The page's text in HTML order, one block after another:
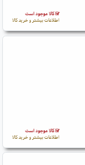
کالا موجود است
اطلاعات بیشتر و خرید کالا
کالا موجود است
اطلاعات بیشتر و خرید کالا